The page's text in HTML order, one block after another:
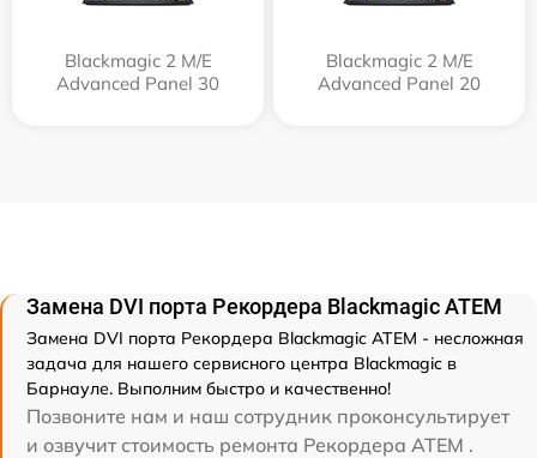
Blackmagic 2 M/E
Advanced Panel 30
Blackmagic 2 M/E
Advanced Panel 20
Замена DVI порта Рекордера Blackmagic ATEM
Замена DVI порта Рекордера Blackmagic ATEM - несложная
задача для нашего сервисного центра Blackmagic в
Барнауле. Выполним быстро и качественно!
Позвоните нам и наш сотрудник проконсультирует
и озвучит стоимость ремонта Рекордера ATEM .